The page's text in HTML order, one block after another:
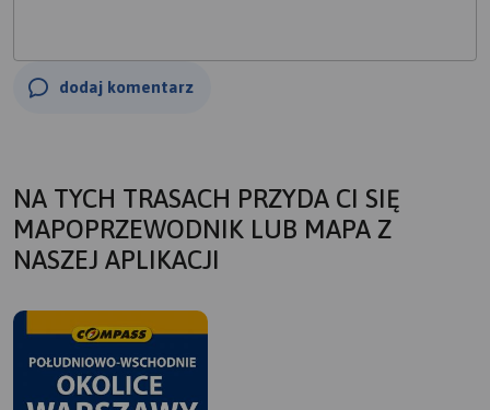
dodaj komentarz
NA TYCH TRASACH PRZYDA CI SIĘ
MAPOPRZEWODNIK LUB MAPA Z
NASZEJ APLIKACJI